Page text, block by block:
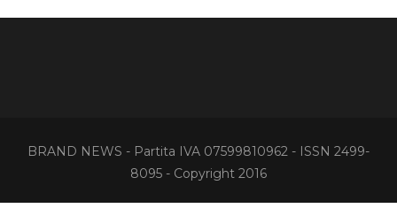
BRAND NEWS - Partita IVA 07599810962 - ISSN 2499-
8095 - Copyright 2016